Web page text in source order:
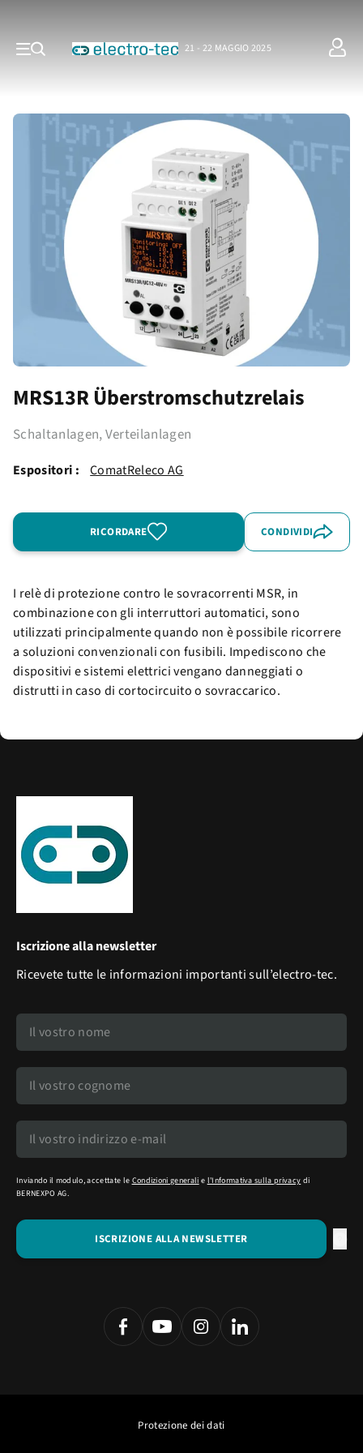
21 - 22 MAGGIO 2025
MRS13R Überstromschutzrelais
Schaltanlagen, Verteilanlagen
Espositori : ComatReleco AG
RICORDARE CONDIVIDI
I relè di protezione contro le sovracorrenti MSR, in
combinazione con gli interruttori automatici, sono
utilizzati principalmente quando non è possibile ricorrere
a soluzioni convenzionali con fusibili. Impediscono che
dispositivi e sistemi elettrici vengano danneggiati o
distrutti in caso di cortocircuito o sovraccarico.
Iscrizione alla newsletter
Ricevete tutte le informazioni importanti sull’electro-tec.
Inviando il modulo, accettate le Condizioni generali e l'Informativa sulla privacy di
BERNEXPO AG.
Protezione dei dati